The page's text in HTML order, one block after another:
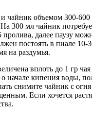
чайник объемом 300-
300 мл чайник
пролива, далее паузу
постоять в пиале 10-
на раздумья.
вплоть до 1 гр
начале кипения воды,
снимите чайник с
Если хочется